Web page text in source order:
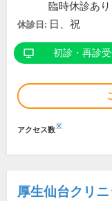
臨時休診あり
休診日: 日、祝
初診・再診
アクセス数※
厚生仙台クリニ